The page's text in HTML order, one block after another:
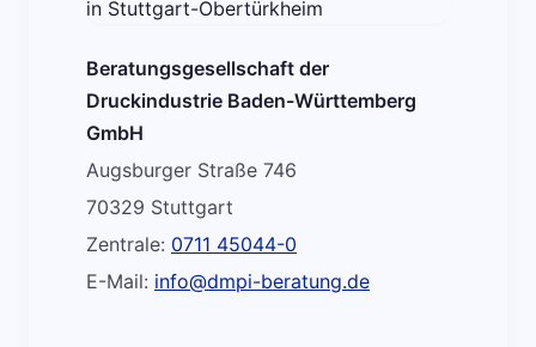
Beratungsgesellschaft der
Druckindustrie Baden-Württemberg
GmbH
Augsburger Straße 746
70329 Stuttgart
Zentrale: 0711 45044-0
E-Mail: info@dmpi-beratung.de